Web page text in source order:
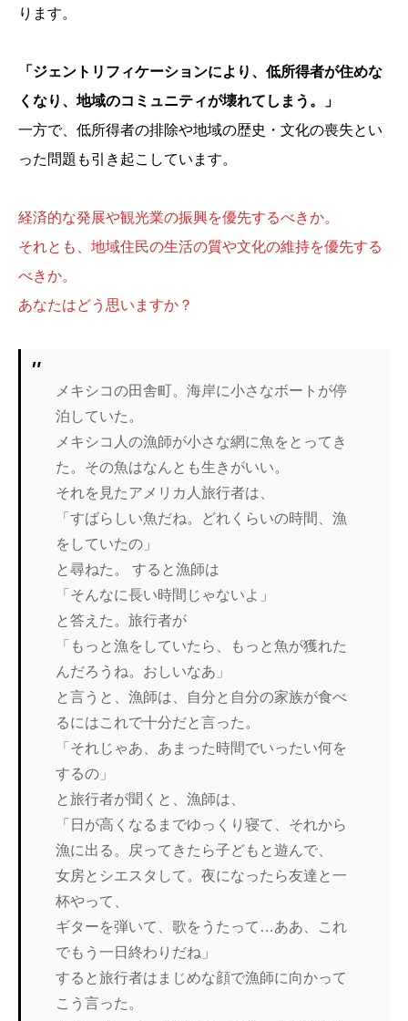
ります。
「ジェントリフィケーションにより、低所得者が住めな
くなり、地域のコミュニティが壊れてしまう。」
一方で、低所得者の排除や地域の歴史・文化の喪失とい
った問題も引き起こしています。
経済的な発展や観光業の振興を優先するべきか。
それとも、地域住民の生活の質や文化の維持を優先する
べきか。
あなたはどう思いますか？
メキシコの田舎町。海岸に小さなボートが停
泊していた。
メキシコ人の漁師が小さな網に魚をとってき
た。その魚はなんとも生きがいい。
それを見たアメリカ人旅行者は、
「すばらしい魚だね。どれくらいの時間、漁
をしていたの」
と尋ねた。 すると漁師は
「そんなに長い時間じゃないよ」
と答えた。旅行者が
「もっと漁をしていたら、もっと魚が獲れた
んだろうね。おしいなあ」
と言うと、漁師は、自分と自分の家族が食べ
るにはこれで十分だと言った。
「それじゃあ、あまった時間でいったい何を
するの」
と旅行者が聞くと、漁師は、
「日が高くなるまでゆっくり寝て、それから
漁に出る。戻ってきたら子どもと遊んで、
女房とシエスタして。夜になったら友達と一
杯やって、
ギターを弾いて、歌をうたって…ああ、これ
でもう一日終わりだね」
すると旅行者はまじめな顔で漁師に向かって
こう言った。